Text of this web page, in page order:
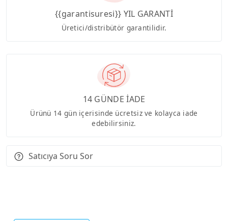
{{garantisuresi}} YIL GARANTİ
Üretici/distribütör garantilidir.
14 GÜNDE İADE
Ürünü 14 gün içerisinde ücretsiz ve kolayca iade
edebilirsiniz.
Satıcıya Soru Sor